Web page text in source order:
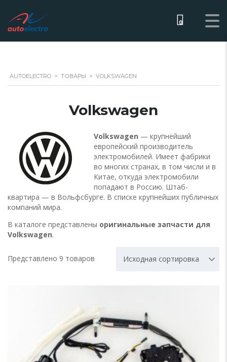
0
AUTOELECTRO > ТОВАРЫ > VOLKSWAGEN
Volkswagen
Volkswagen — крупнейший
европейский производитель
электромобилей. Имеет фабрики
во многих странах, в том числи и в
Китае, откуда электромобили
попадают в Россию. Штаб-
квартира — в Вольфсбурге. В списке крупнейших публичных
компаний мира.
В каталоге представлены оригинальные запчасти для
Volkswagen.
Представлено 9 товаров Исходная сортировка